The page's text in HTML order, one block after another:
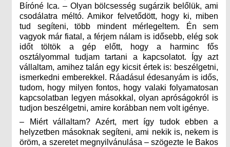
Bíróné Ica. – Olyan bölcsesség sugárzik belőlük, ami
csodálatra méltó. Amikor felvetődött, hogy ki, miben
tud segíteni, több mindent mérlegeltem. Én sem
vagyok már fiatal, a férjem nálam is idősebb, elég sok
időt töltök a gép előtt, hogy a harminc fős
osztályommal tudjam tartani a kapcsolatot. Így azt
vállaltam, amihez talán egy kicsit értek is: beszélgetni,
ismerkedni emberekkel. Ráadásul édesanyám is idős,
tudom, hogy milyen fontos, hogy valaki folyamatosan
kapcsolatban legyen másokkal, olyan apróságokról is
tudjon beszélgetni, amire korábban nem volt igénye.
– Miért vállaltam? Azért, mert így tudok ebben a
helyzetben másoknak segíteni, ami nekik is, nekem is
öröm, a szeretet megnyilvánulása – szögezte le Bakos